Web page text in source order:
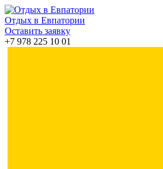
Отдых в Евпатории
Оставить заявку
+7 978 225 10 01